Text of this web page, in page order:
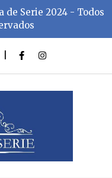
Serie 2024 - Todos